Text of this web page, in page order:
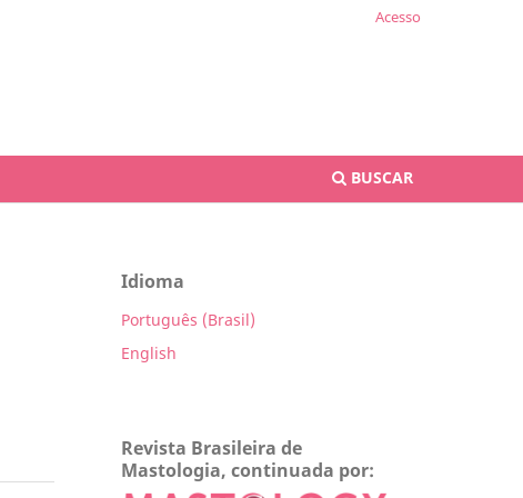
BUSCAR
Acesso
Idioma
Português (Brasil)
English
Revista Brasileira de
Mastologia, continuada por: